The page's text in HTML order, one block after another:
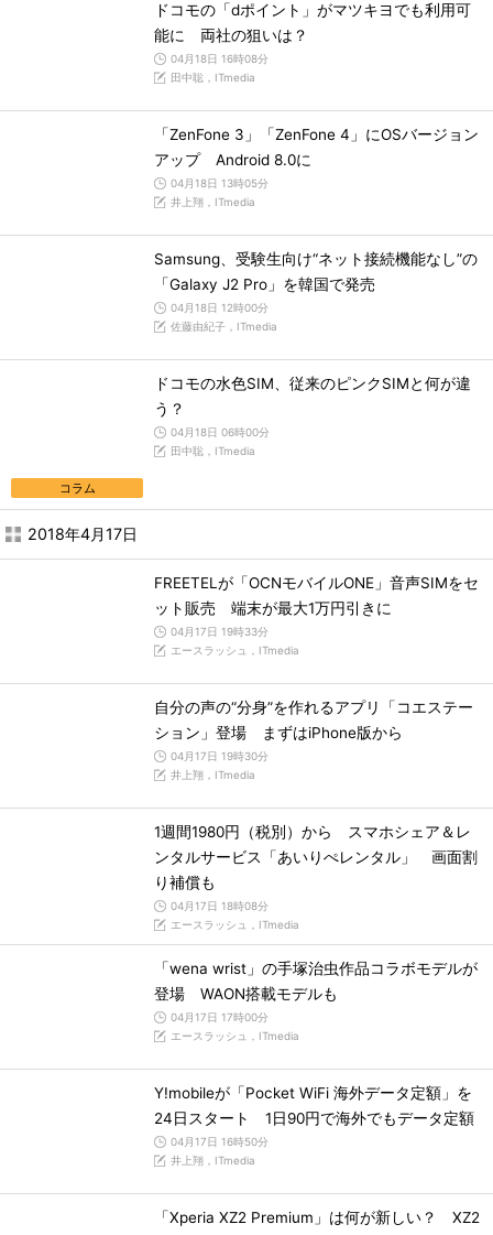
ドコモの「dポイント」がマツキヨでも利用可
能に 両社の狙いは？
04月18日 16時08分
田中聡，ITmedia
「ZenFone 3」「ZenFone 4」にOSバージョン
アップ Android 8.0に
04月18日 13時05分
井上翔，ITmedia
Samsung、受験生向け“ネット接続機能なし”の
「Galaxy J2 Pro」を韓国で発売
04月18日 12時00分
佐藤由紀子，ITmedia
コラム
ドコモの水色SIM、従来のピンクSIMと何が違
う？
04月18日 06時00分
田中聡，ITmedia
2018年4月17日
FREETELが「OCNモバイルONE」音声SIMをセ
ット販売 端末が最大1万円引きに
04月17日 19時33分
エースラッシュ，ITmedia
自分の声の“分身”を作れるアプリ「コエステー
ション」登場 まずはiPhone版から
04月17日 19時30分
井上翔，ITmedia
1週間1980円（税別）から スマホシェア＆レ
ンタルサービス「あいりぺレンタル」 画面割
り補償も
04月17日 18時08分
エースラッシュ，ITmedia
「wena wrist」の手塚治虫作品コラボモデルが
登場 WAON搭載モデルも
04月17日 17時00分
エースラッシュ，ITmedia
Y!mobileが「Pocket WiFi 海外データ定額」を
24日スタート 1日90円で海外でもデータ定額
04月17日 16時50分
井上翔，ITmedia
「Xperia XZ2 Premium」は何が新しい？ XZ2